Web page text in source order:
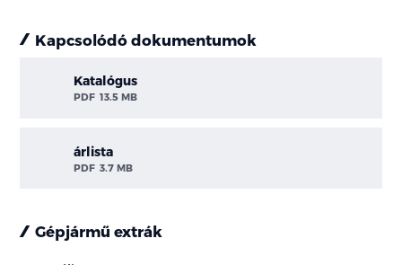
Kapcsolódó dokumentumok
Katalógus
PDF 13.5 MB
árlista
PDF 3.7 MB
Gépjármű extrák